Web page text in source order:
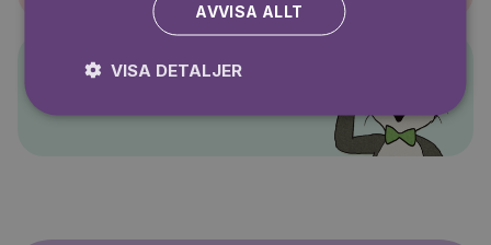
AVVISA ALLT
VISA DETALJER